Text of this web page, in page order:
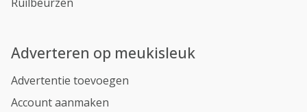
Adverteren op meukisleuk
Advertentie toevoegen
Account aanmaken